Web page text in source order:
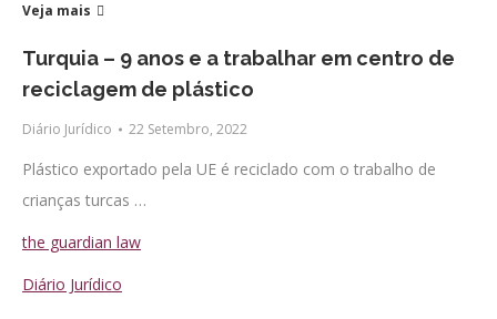
Veja mais
Turquia – 9 anos e a trabalhar em centro de
reciclagem de plástico
Diário Jurídico 22 Setembro, 2022
Plástico exportado pela UE é reciclado com o trabalho de
crianças turcas …
the guardian law
Diário Jurídico